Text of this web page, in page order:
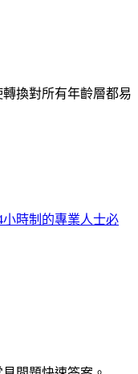
換對所有年齡層都易
時制的專業人士必